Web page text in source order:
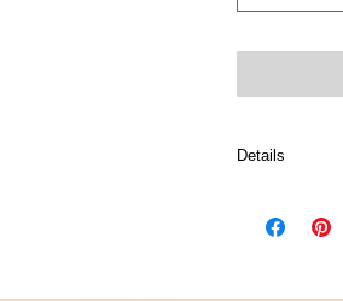
Details